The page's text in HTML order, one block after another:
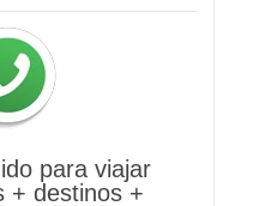
para viajar
+ destinos +